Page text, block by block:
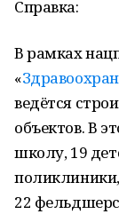
Справка:
В рамках
«
ведётся
объектов. В
школу, 19
22